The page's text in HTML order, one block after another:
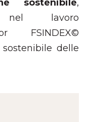
sostenibile,
nel lavoro
FSINDEX©
delle